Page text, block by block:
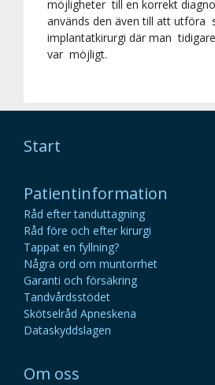
möjligheter till en korrekt
används den även till att utföra
implantatkirurgi där man
var möjligt.
Start
Patientinformation
Råd efter tanduttagning
Råd före och efter kirurgi
Tappat en fyllning?
Några ord om muntorrhet
Garanti och försäkring
Tandvårdsstödet
Skötselråd Apneskena
Dataskyddslagen
Om oss